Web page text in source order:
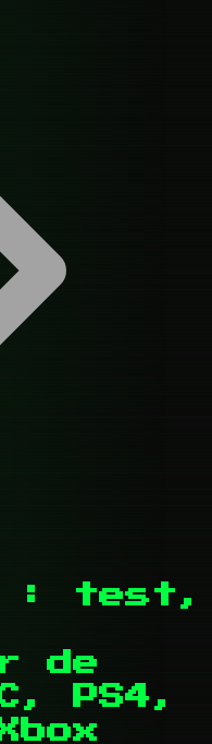
: test,
de
PS4,